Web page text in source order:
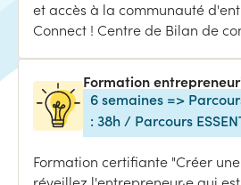
et accès à la communauté
Connect ! Centre de Bilan de
Formation
6 semaines =>
: 38h / Parcours
Formation certifiante "Créer